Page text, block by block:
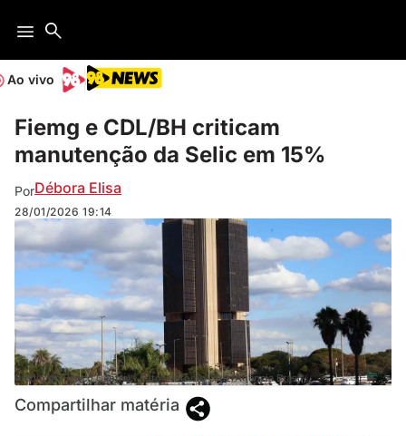
Ao vivo
Fiemg e CDL/BH criticam
manutenção da Selic em 15%
PorDébora Elisa
28/01/2026 19:14
Prédio do Banco Central | Foto: Antonio Cruz/Agência Brasil
Compartilhar matéria